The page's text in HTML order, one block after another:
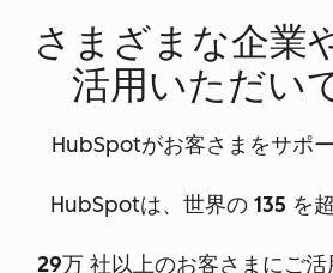
さまざまな企業
活用いただい
HubSpotがお客さまをサポー
HubSpotは、世界の 135 を
29万 社以上のお客さまにご活